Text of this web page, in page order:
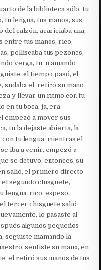
de la biblioteca sólo, tu
tu lengua, tus manos, sus
del calzón, acariciaba una,
entre tus manos, rico,
pelliscaba tus pezones,
verga, tu, mamando,
el tiempo pasó, el
sudaba el, retiró su mano
y llevar un ritmo con tu
en tu boca, ja, era
empezó a mover sus
tu la dejaste abierta, la
con tu lengua, mientras el
iba a venir, empezó a
se detuvo, entonces, su
salió, el primero directo
segundo chisguete,
lengua, rico, espeso,
tercer chisguete salió
lo pasaste al
algunos pequeños
seguiste mamando la
sentiste su mano, en
el retiró sus manos de tus